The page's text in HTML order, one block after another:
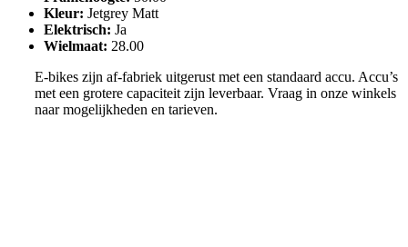
Kleur: Jetgrey Matt
Elektrisch: Ja
Wielmaat: 28.00
E-bikes zijn af-fabriek uitgerust met een standaard accu. Accu’s
met een grotere capaciteit zijn leverbaar. Vraag in onze winkels
naar mogelijkheden en tarieven.